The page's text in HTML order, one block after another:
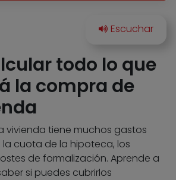
todo lo que
la compra de
vivienda tiene muchos gastos
cuota de la hipoteca, los
de formalización. Aprende a
si puedes cubrirlos